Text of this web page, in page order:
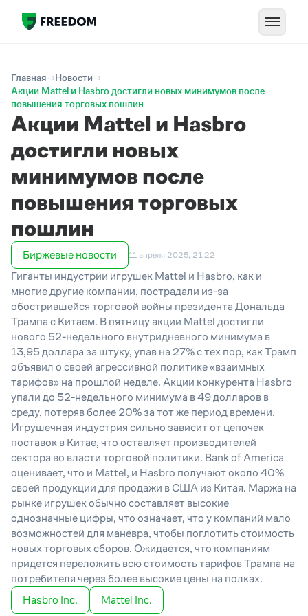
Главная
Новости
Акции Mattel и Hasbro достигли новых минимумов после
повышения торговых пошлин
Акции Mattel и Hasbro
достигли новых
минимумов после
повышения торговых
пошлин
Биржевые новости 11 апреля 2025, 21:22
Гиганты индустрии игрушек Mattel и Hasbro, как и
многие другие компании, пострадали из-за
обострившейся торговой войны президента Дональда
Трампа с Китаем. В пятницу акции Mattel достигли
нового 52-недельного внутридневного минимума в
13,95доллара за штуку, упав на 27% с тех пор, как Трамп
объявил о своей агрессивной политике «взаимных
тарифов» на прошлой неделе. Акции конкурента Hasbro
упали до 52-недельного минимума в 49долларов в
среду, потеряв более 20% за тот же период времени.
Игрушечная индустрия сильно зависит от цепочек
поставок в Китае, что оставляет производителей
сектора во власти торговой политики. Bank of America
оценивает, что и Mattel, и Hasbro получаютоколо 40%
своей продукции для продажи в США из Китая. Маржа на
рынке игрушек обычно составляет высокие
однозначные цифры, что означает, что у компаний мало
возможностей для маневра, чтобы поглотить стоимость
новых торговых сборов. Ожидается, что компаниям
придется переложить всю стоимость тарифов Трампа на
потребителя через более высокие цены на полках.
Hasbro Inc.
Mattel Inc.